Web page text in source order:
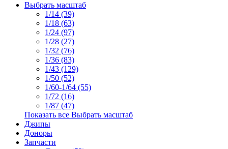
Выбрать масштаб
1/14 (39)
1/18 (63)
1/24 (97)
1/28 (27)
1/32 (76)
1/36 (83)
1/43 (129)
1/50 (52)
1/60-1/64 (55)
1/72 (16)
1/87 (47)
Показать все Выбрать масштаб
Джипы
Доноры
Запчасти